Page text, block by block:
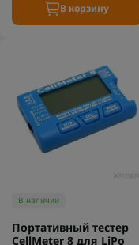
В корзину
В наличии
Портативный тестер
CellMeter 8 для LiPo